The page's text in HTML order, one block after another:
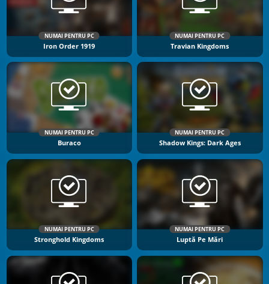
NUMAI PENTRU PC
Iron Order 1919
NUMAI PENTRU PC
Travian Kingdoms
NUMAI PENTRU PC
Buraco
NUMAI PENTRU PC
Shadow Kings: Dark Ages
NUMAI PENTRU PC
Stronghold Kingdoms
NUMAI PENTRU PC
Luptă Pe Mări